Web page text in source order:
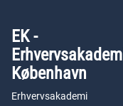
EK -
København
Erhvervsakademi